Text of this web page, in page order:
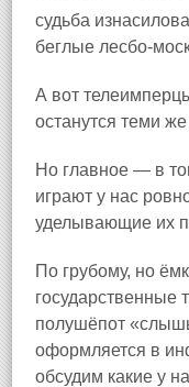
судьба
беглые лесбо-
А вот
останутся теми
Но главное — в
играют у нас
уделывающие их
По грубому, но
полушёпот
оформляется в
обсудим какие у